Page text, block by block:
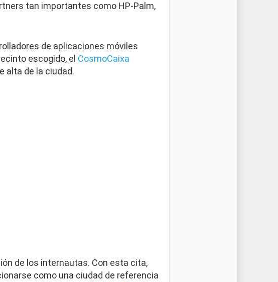
tan importantes como HP-Palm,
de aplicaciones móviles
escogido, el CosmoCaixa
alta de la ciudad.
de los internautas. Con esta cita,
como una ciudad de referencia